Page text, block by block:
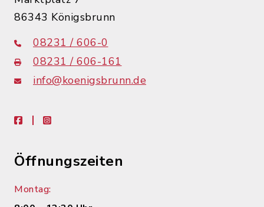
86343 Königsbrunn
08231 / 606-0
08231 / 606-161
info@koenigsbrunn.de
facebookinstagram
Öffnungszeiten
Montag: